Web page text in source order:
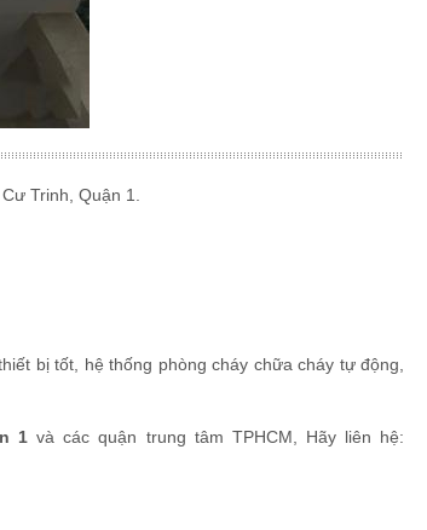
Trinh, Quận 1.
bị tốt, hệ thống phòng cháy chữa cháy tự động,
1 và các quận trung tâm TPHCM, Hãy liên hệ: